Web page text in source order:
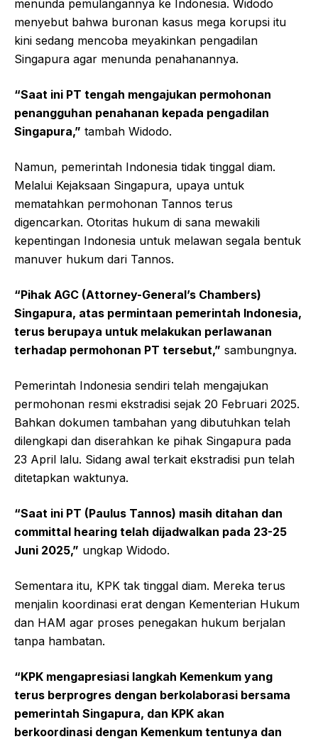
menunda pemulangannya ke Indonesia. Widodo
menyebut bahwa buronan kasus mega korupsi itu
kini sedang mencoba meyakinkan pengadilan
Singapura agar menunda penahanannya.
“Saat ini PT tengah mengajukan permohonan
penangguhan penahanan kepada pengadilan
Singapura,” tambah Widodo.
Namun, pemerintah Indonesia tidak tinggal diam.
Melalui Kejaksaan Singapura, upaya untuk
mematahkan permohonan Tannos terus
digencarkan. Otoritas hukum di sana mewakili
kepentingan Indonesia untuk melawan segala bentuk
manuver hukum dari Tannos.
“Pihak AGC (Attorney-General’s Chambers)
Singapura, atas permintaan pemerintah Indonesia,
terus berupaya untuk melakukan perlawanan
terhadap permohonan PT tersebut,” sambungnya.
Pemerintah Indonesia sendiri telah mengajukan
permohonan resmi ekstradisi sejak 20 Februari 2025.
Bahkan dokumen tambahan yang dibutuhkan telah
dilengkapi dan diserahkan ke pihak Singapura pada
23 April lalu. Sidang awal terkait ekstradisi pun telah
ditetapkan waktunya.
“Saat ini PT (Paulus Tannos) masih ditahan dan
committal hearing telah dijadwalkan pada 23-25
Juni 2025,” ungkap Widodo.
Sementara itu, KPK tak tinggal diam. Mereka terus
menjalin koordinasi erat dengan Kementerian Hukum
dan HAM agar proses penegakan hukum berjalan
tanpa hambatan.
“KPK mengapresiasi langkah Kemenkum yang
terus berprogres dengan berkolaborasi bersama
pemerintah Singapura, dan KPK akan
berkoordinasi dengan Kemenkum tentunya dan